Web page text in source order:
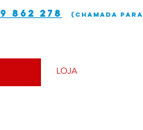
862 278 (chamada
LOJA